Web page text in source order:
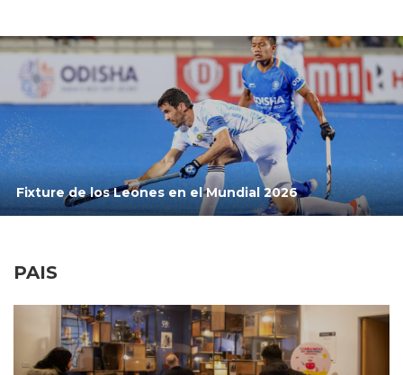
Fixture de los Leones en el Mundial 2026
PAIS